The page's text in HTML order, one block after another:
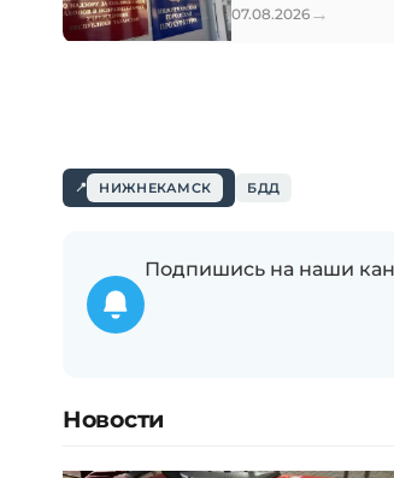
07.08.2026 →
НИЖНЕКАМСК БДД
Подпишись на наши
Новости